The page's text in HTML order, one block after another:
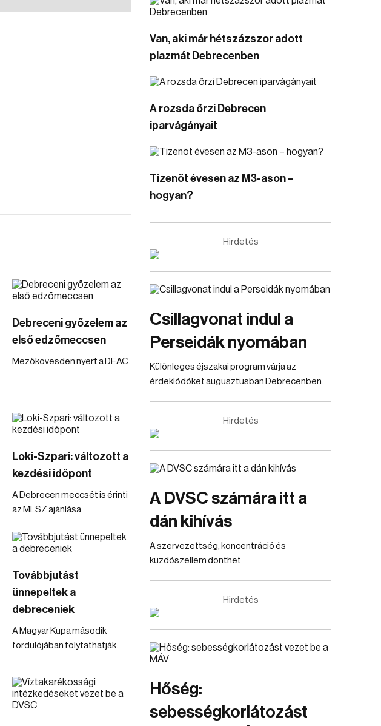
Debreceni győzelem az
első edzőmeccsen
Mezőkövesden nyert a DEAC.
Loki-Szpari: változott a
kezdési időpont
A Debrecen meccsét is érinti
az MLSZ ajánlása.
Továbbjutást
ünnepeltek a
debreceniek
A Magyar Kupa második
fordulójában folytathatják.
Van, aki már hétszázszor adott
plazmát Debrecenben
A rozsda őrzi Debrecen
iparvágányait
Tizenöt évesen az M3-ason –
hogyan?
Hirdetés
Csillagvonat indul a
Perseidák nyomában
Különleges éjszakai program várja az
érdeklődőket augusztusban Debrecenben.
Hirdetés
A DVSC számára itt a
dán kihívás
A szervezettség, koncentráció és
küzdőszellem dönthet.
Hirdetés
Hőség:
sebességkorlátozást